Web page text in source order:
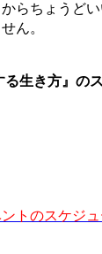
らちょうど
ん。
る生き方』の
トのスケジ